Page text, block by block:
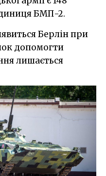
БМП-2.
Берлін при
допомогти
лишається